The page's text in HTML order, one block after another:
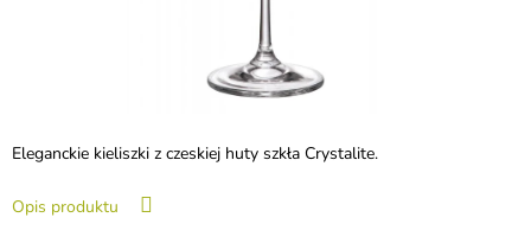
Eleganckie kieliszki z czeskiej huty szkła Crystalite.
Opis produktu